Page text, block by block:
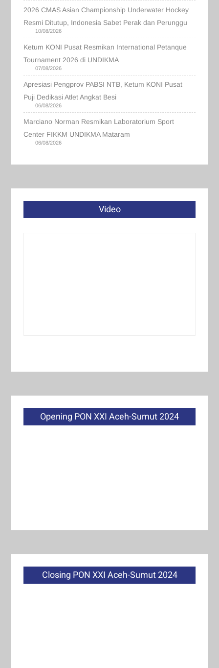
2026 CMAS Asian Championship Underwater Hockey
Resmi Ditutup, Indonesia Sabet Perak dan Perunggu
10/08/2026
Ketum KONI Pusat Resmikan International Petanque
Tournament 2026 di UNDIKMA
07/08/2026
Apresiasi Pengprov PABSI NTB, Ketum KONI Pusat
Puji Dedikasi Atlet Angkat Besi
06/08/2026
Marciano Norman Resmikan Laboratorium Sport
Center FIKKM UNDIKMA Mataram
06/08/2026
Video
Opening PON XXI Aceh-Sumut 2024
Closing PON XXI Aceh-Sumut 2024